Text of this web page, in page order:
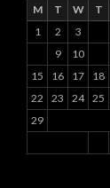
M T W T
1
2
3
9
10
15
16 17 18
22
23 24 25
29